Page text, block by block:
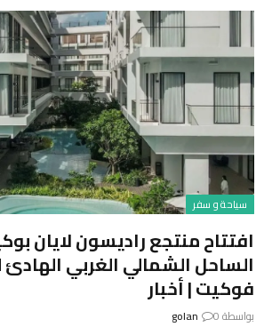
سياحة و سفر
افتتاح منتجع راديسون لايان
الساحل الشمالي الغربي الهادئ
فوكيت | أخبار
بواسطة golan 0